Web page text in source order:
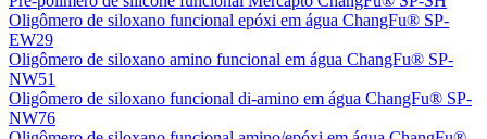
Oligômero de siloxano funcional epóxi em água ChangFu® SP-
EW29
Oligômero de siloxano amino funcional em água ChangFu® SP-
NW51
Oligômero de siloxano funcional di-amino em água ChangFu® SP-
NW76